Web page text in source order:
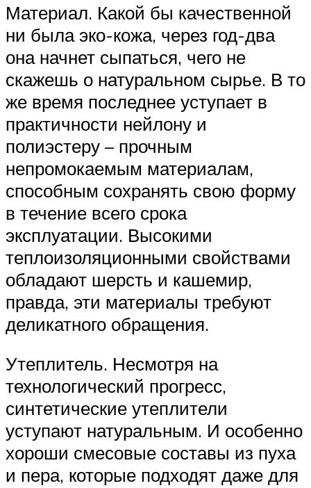
Материал. Какой бы качественной
ни была эко-кожа, через год-два
она начнет сыпаться, чего не
скажешь о натуральном сырье. В то
же время последнее уступает в
практичности нейлону и
полиэстеру – прочным
непромокаемым материалам,
способным сохранять свою форму
в течение всего срока
эксплуатации. Высокими
теплоизоляционными свойствами
обладают шерсть и кашемир,
правда, эти материалы требуют
деликатного обращения.
Утеплитель. Несмотря на
технологический прогресс,
синтетические утеплители
уступают натуральным. И особенно
хороши смесовые составы из пуха
и пера, которые подходят даже для